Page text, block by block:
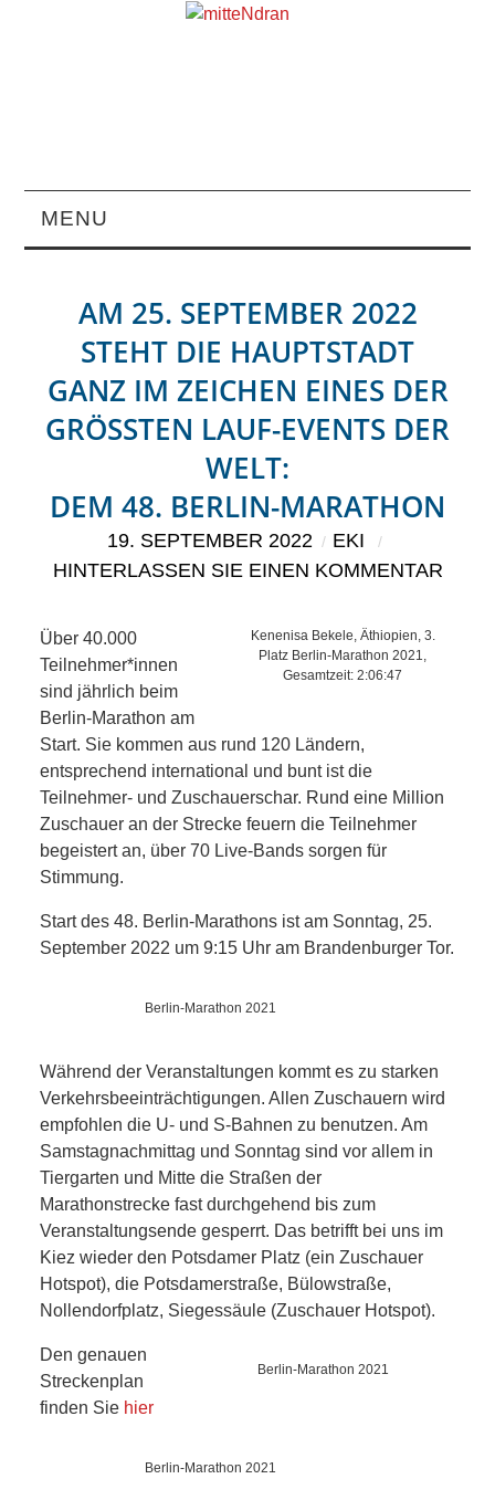
MENU
MAGAZIN
ÜBER UNS
RUBRIKEN
KIEK MA! /
MEINUNG
KIEZ
GEWERBE
UND
GASTRONOMIE
KINDER,
HERANWACHSENDE,
SCHULE
KUNST
UND
KULTUR
IN
EIGENER
SACHE
MITEINANDER
AM 25. SEPTEMBER 2022
STEHT DIE HAUPTSTADT
GANZ IM ZEICHEN EINES DER
GRÖSSTEN LAUF-EVENTS DER W
ELT:
DEM 48. BERLIN-MARATHON
19. SEPTEMBER 2022
EKI
HINTERLASSEN SIE EINEN KOMMENTAR
Kenenisa Bekele, Äthiopien, 3.
Platz Berlin-Marathon 2021,
Gesamtzeit: 2:06:47
Über 40.000
Teilnehmer*innen
sind jährlich beim
Berlin-Marathon am
Start. Sie kommen aus rund 120 Ländern,
entsprechend international und bunt ist die
Teilnehmer- und Zuschauerschar. Rund eine Million
Zuschauer an der Strecke feuern die Teilnehmer
begeistert an, über 70 Live-Bands sorgen für
Stimmung.
Start des 48. Berlin-Marathons ist am Sonntag, 25.
September 2022 um 9:15 Uhr am Brandenburger Tor.
Berlin-Marathon 2021
Während der Veranstaltungen kommt es zu starken
Verkehrsbeeinträchtigungen. Allen Zuschauern wird
empfohlen die U- und S-Bahnen zu benutzen. Am
Samstagnachmittag und Sonntag sind vor allem in
Tiergarten und Mitte die Straßen der
Marathonstrecke fast durchgehend bis zum
Veranstaltungsende gesperrt. Das betrifft bei uns im
Kiez wieder den Potsdamer Platz (ein Zuschauer
Hotspot), die Potsdamerstraße, Bülowstraße,
Nollendorfplatz, Siegessäule (Zuschauer Hotspot).
Berlin-Marathon 2021
Den genauen
Streckenplan
finden Sie hier
Berlin-Marathon 2021